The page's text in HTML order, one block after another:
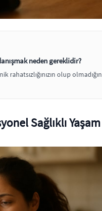
neden gereklidir?
olup
Sağlıklı Yaşam